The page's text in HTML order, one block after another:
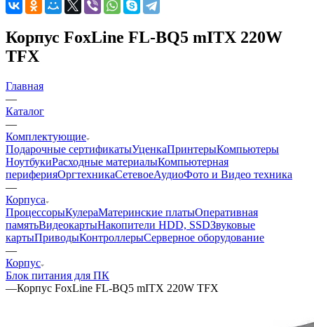
Корпус FoxLine FL-BQ5 mITX 220W
TFX
Главная
—
Каталог
—
Комплектующие
Подарочные сертификатыУценкаПринтерыКомпьютеры
НоутбукиРасходные материалыКомпьютерная
периферияОргтехникаСетевоеАудиоФото и Видео техника
—
Корпуса
ПроцессорыКулераМатеринские платыОперативная
памятьВидеокартыНакопители HDD, SSDЗвуковые
картыПриводыКонтроллерыCерверное оборудование
—
Корпус
Блок питания для ПК
—Корпус FoxLine FL-BQ5 mITX 220W TFX